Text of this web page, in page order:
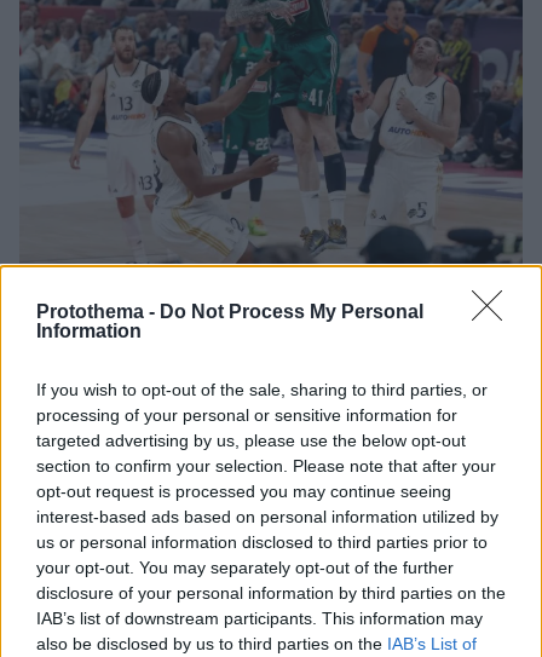
Protothema - Do Not Process My Personal
Information
If you wish to opt-out of the sale, sharing to third parties, or
processing of your personal or sensitive information for
targeted advertising by us, please use the below opt-out
section to confirm your selection. Please note that after your
opt-out request is processed you may continue seeing
interest-based ads based on personal information utilized by
us or personal information disclosed to third parties prior to
your opt-out. You may separately opt-out of the further
disclosure of your personal information by third parties on the
IAB’s list of downstream participants. This information may
also be disclosed by us to third parties on the IAB’s List of
Euroleague: Το νέο format των 20 ομάδων από τη σεζόν
Διαβάστε με πόσες ομάδες θα διεξαχθεί την
μεθεπόμενη σεζόν η Euroleague, το format, το
ελάχιστο και το μέγιστο όριο του salary cap, πως
ξεπεράστηκε το πρόβλημα της διαφορετικής
φορολόγησης και ποιες ομάδες θα πάρουν
συμβόλαιο
26.06.2024, 16:55